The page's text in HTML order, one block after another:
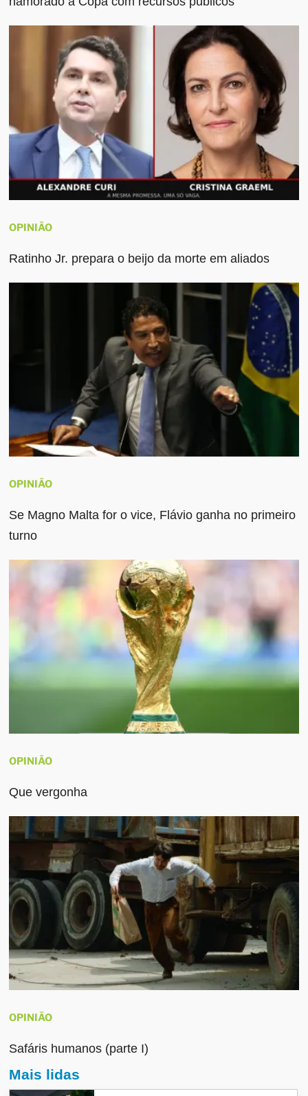
OPINIÃO
Ratinho Jr. prepara o beijo da morte em aliados
OPINIÃO
Se Magno Malta for o vice, Flávio ganha no primeiro
turno
OPINIÃO
Que vergonha
OPINIÃO
Safáris humanos (parte I)
Mais lidas